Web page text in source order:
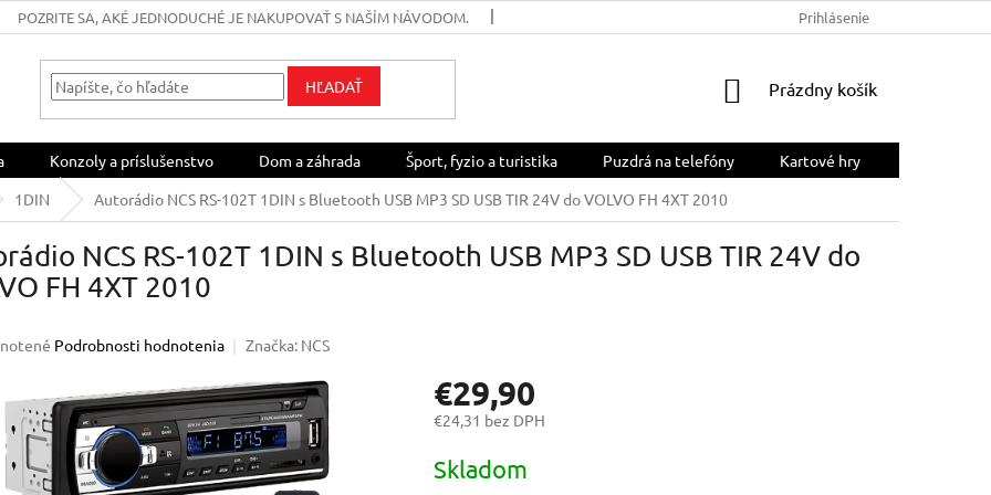
POZRITE SA, AKÉ JEDNODUCHÉ JE NAKUPOVAŤ S NAŠÍM NÁVODOM. PODMIENKY OCHRANY OSOBNÝCH
Prihlásenie
HĽADAŤ
NÁKUPNÝ
Prázdny košík
Konzoly a príslušenstvo Dom a záhrada Šport, fyzio a turistika Puzdrá na telefóny
Kartové hry
1DIN Autorádio NCS RS-102T 1DIN s Bluetooth USB MP3 SD USB TIR 24V do VOLVO FH 4XT 2010
NCS RS-102T 1DIN s Bluetooth USB MP3 SD USB TIR 24V do
FH 4XT 2010
Podrobnosti hodnotenia Značka: NCS
€29,90
€24,31 bez DPH
cena:
Skladom